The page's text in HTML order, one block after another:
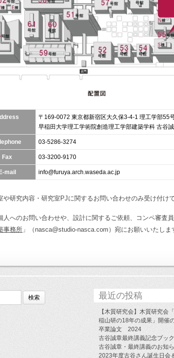
〒169-0072 東京都新宿区大久保3-4-1 理工学部55
早稲田大学理工学術院創造理工学部建築学科 古谷
03-5286-3274
Fax 03-3200-9170
mail info@furuya.arch.waseda.ac.jp
研究内容・研究室PJに関するお問い合わせのみ受け付けて
へのお問い合わせや、設計に関するご依頼、コンペ審査
事務所 」（nasca@studio-nasca.com）宛にお願いいたしま
最近の投稿
【木質研究会】木質研究会
稲山研の18年の成果」開催
卒業論文 2024
古谷誠章最終講義記念ブッ
古谷誠章・最終講義のお知
2023年度古谷さん誕生日会